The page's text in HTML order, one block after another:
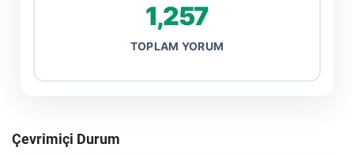
1,257
TOPLAM YORUM
Çevrimiçi Durum